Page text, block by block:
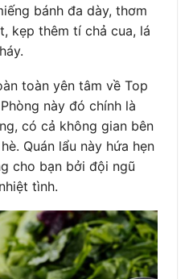
bánh đa dày, thơm
kẹp thêm tí chả cua, lá
toàn yên tâm về Top
này đó chính là
có cả không gian bên
Quán lẩu này hứa hẹn
cho bạn bởi đội ngũ
tình.